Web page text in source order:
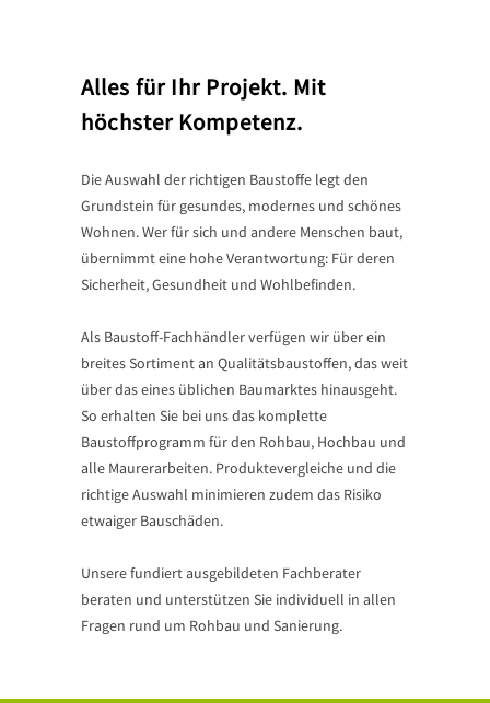
Alles für Ihr Projekt. Mit
höchster Kompetenz.
Die Auswahl der richtigen Baustoffe legt den
Grundstein für gesundes, modernes und schönes
Wohnen. Wer für sich und andere Menschen baut,
übernimmt eine hohe Verantwortung: Für deren
Sicherheit, Gesundheit und Wohlbefinden.
Als Baustoff-Fachhändler verfügen wir über ein
breites Sortiment an Qualitätsbaustoffen, das weit
über das eines üblichen Baumarktes hinausgeht.
So erhalten Sie bei uns das komplette
Baustoffprogramm für den Rohbau, Hochbau und
alle Maurerarbeiten. Produktevergleiche und die
richtige Auswahl minimieren zudem das Risiko
etwaiger Bauschäden.
Unsere fundiert ausgebildeten Fachberater
beraten und unterstützen Sie individuell in allen
Fragen rund um Rohbau und Sanierung.